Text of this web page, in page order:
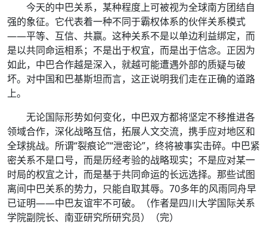
今天的中巴关系，某种程度上可被视为全球南方团结自
强的象征。它代表着一种不同于霸权体系的伙伴关系模式
——平等、互信、共赢。这种关系不是以单边利益绑定，而
是以共同命运相系；不是出于权宜，而是出于信念。正因为
如此，中巴合作越是深入，就越可能遭遇外部的质疑与破
坏。对中国和巴基斯坦而言，这正说明我们走在正确的道路
上。
无论国际形势如何变化，中巴双方都将坚定不移推进各
领域合作，深化战略互信，拓展人文交流，携手应对地区和
全球挑战。所谓“裂痕论”“泄密论”，终将被事实击碎。中巴紧
密关系不是口号，而是历经考验的战略现实；不是应对某一
时局的权宜之计，而是基于共同命运的长远选择。那些试图
离间中巴关系的势力，只能自取其辱。70多年的风雨同舟早
已证明——中巴友谊牢不可破。（作者是四川大学国际关系
学院副院长、南亚研究所研究员）（完）